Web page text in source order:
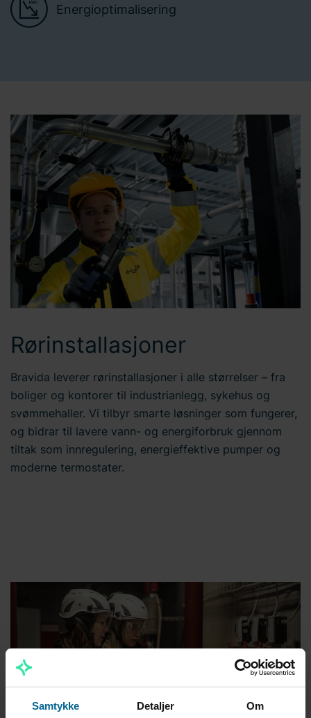
Samtykke Detaljer Om
Energioptimalisering
Rørinstallasjoner
Bravida leverer rørinstallasjoner i alle størrelser – fra
boliger og kontorer til industrianlegg, sykehus og
svømmehaller. Vi tilbyr smarte løsninger som fungerer,
og bidrar til lavere vann- og energiforbruk gjennom
tiltak som innregulering, energieffektive pumper og
moderne termostater.